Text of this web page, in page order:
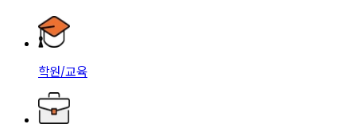
학원/교육